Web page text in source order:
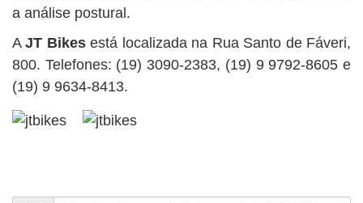
a análise postural.
AJT Bikesestá localizada na Rua Santo de Fáveri,
800. Telefones: (19) 3090-2383, (19) 9 9792-8605 e
(19) 9 9634-8413.